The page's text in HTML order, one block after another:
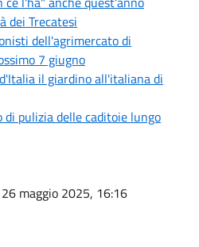
dei Trecatesi
dell'agrimercato di
7 giugno
il giardino all'italiana di
pulizia delle caditoie lungo
26 maggio 2025, 16:16